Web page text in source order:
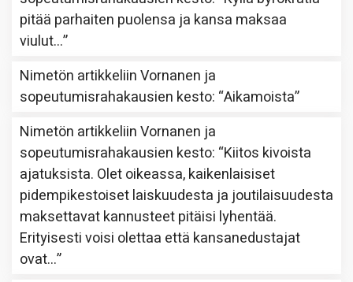
pitää parhaiten puolensa ja kansa maksaa
viulut…”
Nimetön artikkeliinVornanen ja
sopeutumisrahakausien kesto: “Aikamoista”
Nimetön artikkeliinVornanen ja
sopeutumisrahakausien kesto: “Kiitos kivoista
ajatuksista. Olet oikeassa, kaikenlaisiset
pidempikestoiset laiskuudesta ja joutilaisuudesta
maksettavat kannusteet pitäisi lyhentää.
Erityisesti voisi olettaa että kansanedustajat
ovat…”